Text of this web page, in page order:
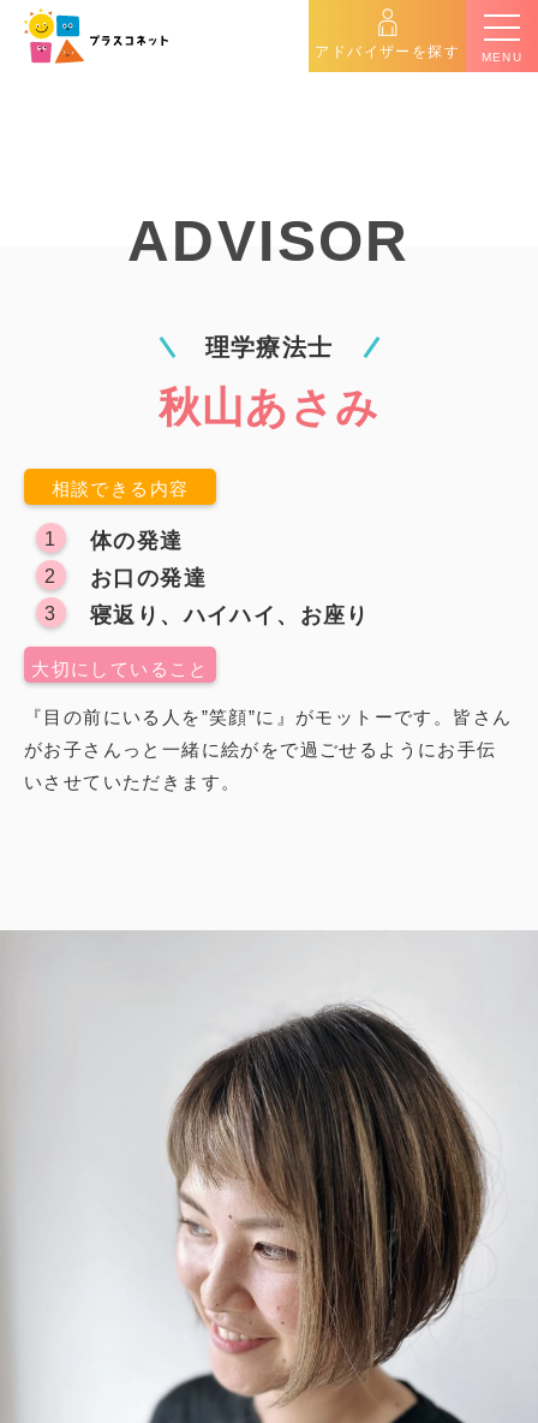
アドバイザーを探す MENU
4つの特徴
相談内容一覧
ADVISOR
理学療法士
秋山あさみ
相談できる内容
1 体の発達
2 お口の発達
3 寝返り、ハイハイ、お座り
大切にしていること
『目の前にいる人を”笑顔”に』がモットーです。皆さん
がお子さんっと一緒に絵がをで過ごせるようにお手伝
いさせていただきます。